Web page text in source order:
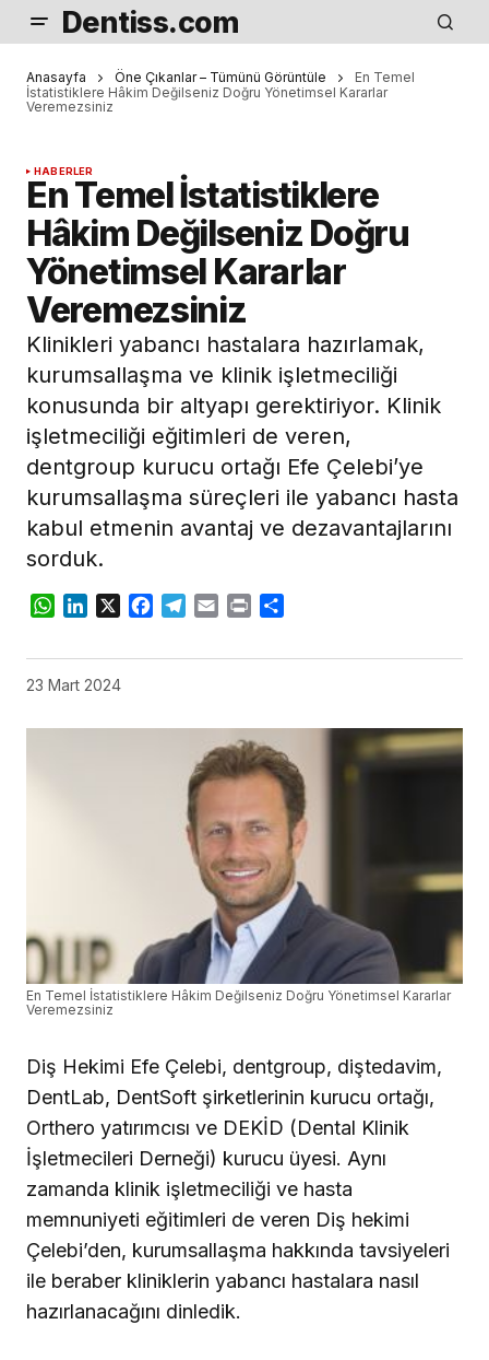
Dentiss.com
Anasayfa Öne Çıkanlar – Tümünü Görüntüle
En Temel
İstatistiklere Hâkim Değilseniz Doğru Yönetimsel Kararlar
Veremezsiniz
HABERLER
En Temel İstatistiklere
Hâkim Değilseniz Doğru
Yönetimsel Kararlar
Veremezsiniz
Klinikleri yabancı hastalara hazırlamak,
kurumsallaşma ve klinik işletmeciliği
konusunda bir altyapı gerektiriyor. Klinik
işletmeciliği eğitimleri de veren,
dentgroup kurucu ortağı Efe Çelebi’ye
kurumsallaşma süreçleri ile yabancı hasta
kabul etmenin avantaj ve dezavantajlarını
sorduk.
WhatsApp
LinkedIn
X Facebook
Telegram
Email Print
23 Mart 2024
En Temel İstatistiklere Hâkim Değilseniz Doğru Yönetimsel Kararlar
Veremezsiniz
Diş Hekimi Efe Çelebi, dentgroup, diştedavim,
DentLab, DentSoft şirketlerinin kurucu ortağı,
Orthero yatırımcısı ve DEKİD (Dental Klinik
İşletmecileri Derneği) kurucu üyesi. Aynı
zamanda klinik işletmeciliği ve hasta
memnuniyeti eğitimleri de veren Diş hekimi
Çelebi’den, kurumsallaşma hakkında tavsiyeleri
ile beraber kliniklerin yabancı hastalara nasıl
hazırlanacağını dinledik.